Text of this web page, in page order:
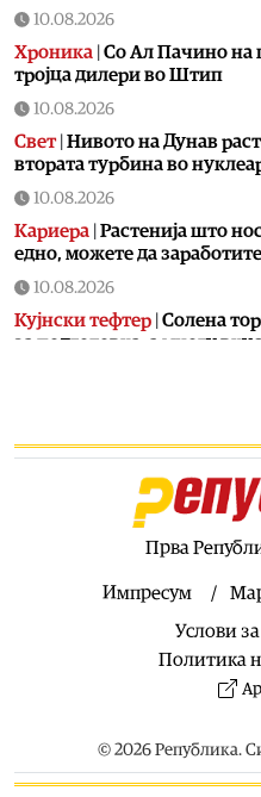
10.08.2026
Хроника Со Ал Пачино на
тројца дилери во Штип
10.08.2026
Свет| Нивото на Дунав
втората турбина во
10.08.2026
Кариера Растенија што
едно, можете да
10.08.2026
Кујнски тефтер Солена
за подготовка, а многу
обвинувања
Многу жешко со
следните два дена, од
Катанија: Прогласен е
Овие уреди ја
10.08.2026
Хроника|Три деца и жена
Прва
Импресум
Услови
Политика
© 2026 Република.